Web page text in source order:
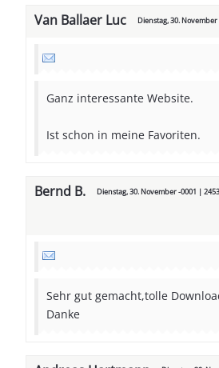
Van Ballaer Luc Dienstag, 30. November
Ganz interessante Website.
Ist schon in meine Favoriten.
Bernd B. Dienstag, 30. November -0001 |
Sehr gut gemacht,tolle
Danke